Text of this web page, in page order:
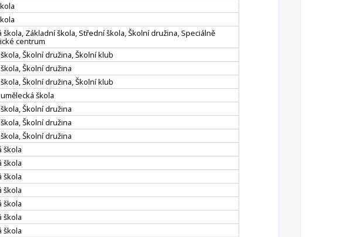
škola, Základní škola, Střední škola, Školní družina, Speciálně
centrum
Školní družina, Školní klub
Školní družina
Školní družina, Školní klub
škola
Školní družina
Školní družina
Školní družina
škola
škola
škola
škola
škola
škola
škola